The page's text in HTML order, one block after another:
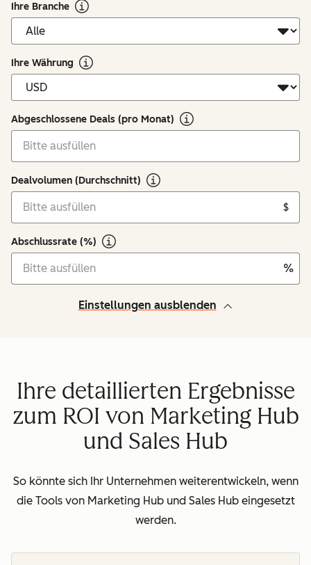
Ihre Branche
Ihre Währung
Abgeschlossene Deals (pro Monat)
Dealvolumen (Durchschnitt)
$
Abschlussrate (%)
%
Einstellungen ausblenden
Ihre detaillierten Ergebnisse
zum ROI von Marketing Hub
und Sales Hub
So könnte sich Ihr Unternehmen weiterentwickeln, wenn
die Tools von Marketing Hub und Sales Hub eingesetzt
werden.